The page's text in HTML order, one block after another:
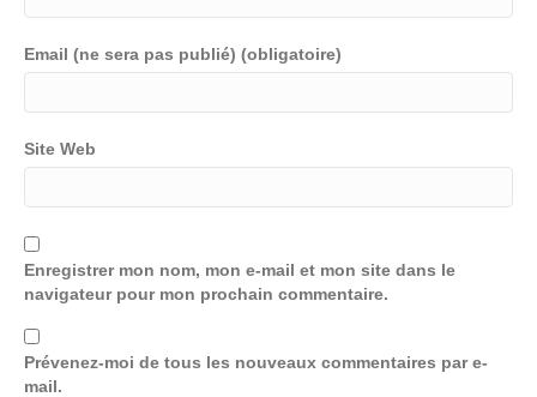
Email (ne sera pas publié) (obligatoire)
Site Web
Enregistrer mon nom, mon e-mail et mon site dans le
navigateur pour mon prochain commentaire.
Prévenez-moi de tous les nouveaux commentaires par e-
mail.